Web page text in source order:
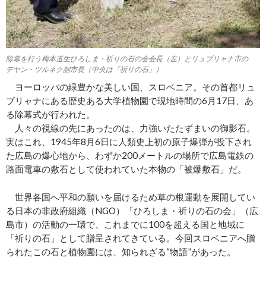
除幕を行う梅本道生ひろしま・祈りの石の会会長（左）とリュブリャナ市の
デヤン・ツルネク副市長（中央は「祈りの石」）
ヨーロッパの緑豊かな美しい国、スロベニア。その首都リュ
ブリャナにある歴史ある大学植物園で現地時間の6月17日、あ
る除幕式が行われた。
人々の視線の先にあったのは、力強いたたずまいの御影石。
実はこれ、1945年8月6日に人類史上初の原子爆弾が投下され
た広島の爆心地から、わずか200メートルの場所で広島電鉄の
路面電車の敷石として使われていた本物の「被爆敷石」だ。
世界各国へ平和の願いを届けるため草の根運動を展開してい
る日本の非政府組織（NGO）「ひろしま・祈りの石の会」（広
島市）の活動の一環で、これまでに100を超える国と地域に
「祈りの石」として贈呈されてきている。今回スロベニアへ贈
られたこの石と植物園には、知られざる“物語”があった。